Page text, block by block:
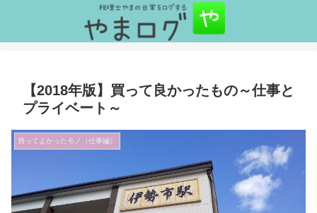
【2018年版】買って良かったもの～仕事と
プライベート～
買ってよかったモノ（仕事編）